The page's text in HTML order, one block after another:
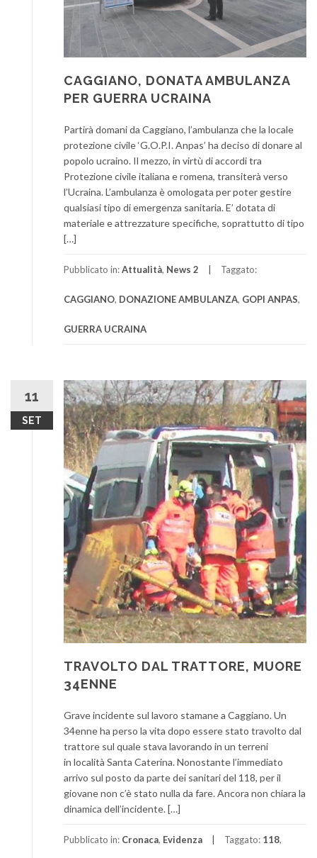
CAGGIANO, DONATA AMBULANZA
PER GUERRA UCRAINA
Partirà domani da Caggiano, l’ambulanza che la locale
protezione civile ‘G.O.P.I. Anpas’ ha deciso di donare al
popolo ucraino. Il mezzo, in virtù di accordi tra
Protezione civile italiana e romena, transiterà verso
l’Ucraina. L’ambulanza è omologata per poter gestire
qualsiasi tipo di emergenza sanitaria. E’ dotata di
materiale e attrezzature specifiche, soprattutto di tipo
[…]
Pubblicato in:Attualità, News 2 Taggato:
CAGGIANO, DONAZIONE AMBULANZA, GOPI ANPAS,
GUERRA UCRAINA
11
SET
TRAVOLTO DAL TRATTORE, MUORE
34ENNE
Grave incidente sul lavoro stamane a Caggiano. Un
34enne ha perso la vita dopo essere stato travolto dal
trattore sul quale stava lavorando in un terreni
in località Santa Caterina. Nonostante l’immediato
arrivo sul posto da parte dei sanitari del 118, per il
giovane non c’è stato nulla da fare. Ancora non chiara la
dinamica dell’incidente. […]
Pubblicato in: Cronaca, Evidenza Taggato: 118,